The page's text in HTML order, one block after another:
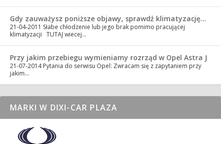
Gdy zauważysz poniższe objawy, sprawdź klimatyzację…
21-04-2011 Słabe chłodzenie lub jego brak pomimo pracującej
klimatyzacji TUTAJ wiecej…
Przy jakim przebiegu wymieniamy rozrząd w Opel Astra J
21-07-2014 Pytania do serwisu Opel: Zwracam się z zapytaniem przy
jakim…
MARKI W DIXI-CAR PLAZA